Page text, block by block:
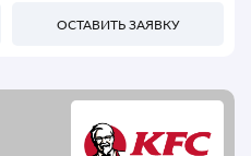
ОСТАВИТЬ ЗАЯВКУ